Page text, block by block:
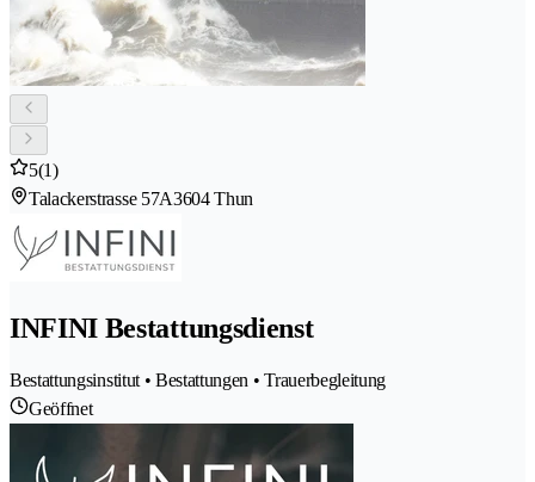
5(1)
Talackerstrasse 57A3604 Thun
INFINI Bestattungsdienst
Bestattungsinstitut • Bestattungen • Trauerbegleitung
Geöffnet